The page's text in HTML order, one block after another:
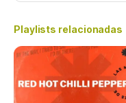
Playlists relacionadas